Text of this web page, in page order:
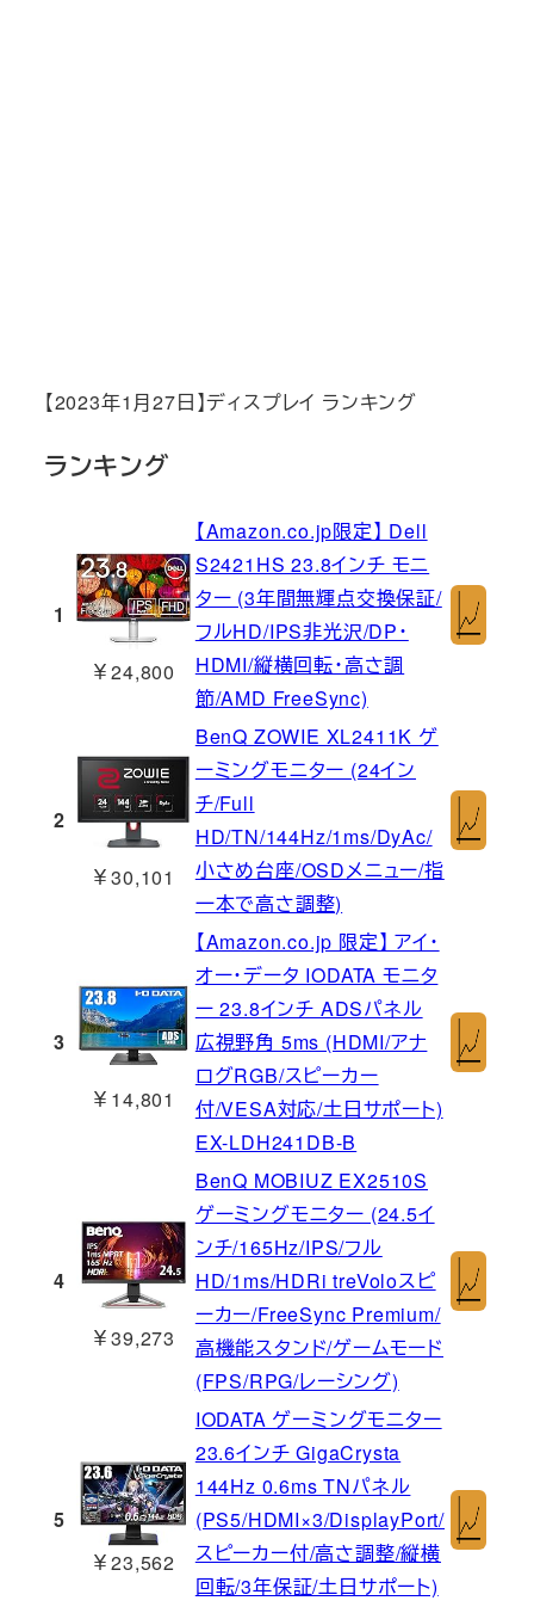
【2023年1月27日】ディスプレイ ランキング
ランキング
1
￥24,800
【Amazon.co.jp限定】 Dell
S2421HS 23.8インチ モニ
ター (3年間無輝点交換保証/
フルHD/IPS非光沢/DP・
HDMI/縦横回転・高さ調
節/AMD FreeSync)
2
￥30,101
BenQ ZOWIE XL2411K ゲ
ーミングモニター (24イン
チ/Full
HD/TN/144Hz/1ms/DyAc/
小さめ台座/OSDメニュー/指
一本で高さ調整)
3
￥14,801
【Amazon.co.jp 限定】 アイ・
オー・データ IODATA モニタ
ー 23.8インチ ADSパネル
広視野角 5ms (HDMI/アナ
ログRGB/スピーカー
付/VESA対応/土日サポート)
EX-LDH241DB-B
4
￥39,273
BenQ MOBIUZ EX2510S
ゲーミングモニター (24.5イ
ンチ/165Hz/IPS/フル
HD/1ms/HDRi treVoloスピ
ーカー/FreeSync Premium/
高機能スタンド/ゲームモード
(FPS/RPG/レーシング)
5
￥23,562
IODATA ゲーミングモニター
23.6インチ GigaCrysta
144Hz 0.6ms TNパネル
(PS5/HDMI×3/DisplayPort/
スピーカー付/高さ調整/縦横
回転/3年保証/土日サポート)